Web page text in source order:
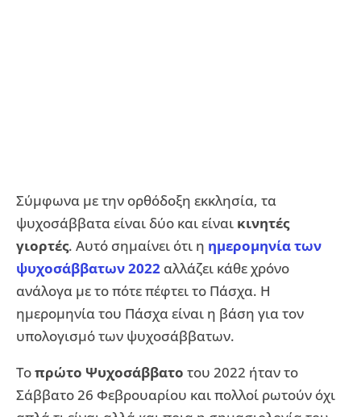
Σύμφωνα με την ορθόδοξη εκκλησία, τα
ψυχοσάββατα είναι δύο και είναι κινητές
γιορτές. Αυτό σημαίνει ότι η ημερομηνία των
ψυχοσάββατων 2022 αλλάζει κάθε χρόνο
ανάλογα με το πότε πέφτει το Πάσχα. Η
ημερομηνία του Πάσχα είναι η βάση για τον
υπολογισμό των ψυχοσάββατων.
Τοπρώτο Ψυχοσάββατο του 2022 ήταν το
Σάββατο 26 Φεβρουαρίου και πολλοί ρωτούν όχι